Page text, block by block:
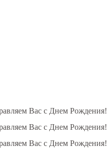
Вас с Днем Рождения!
Вас с Днем Рождения!
Вас с Днем Рождения!